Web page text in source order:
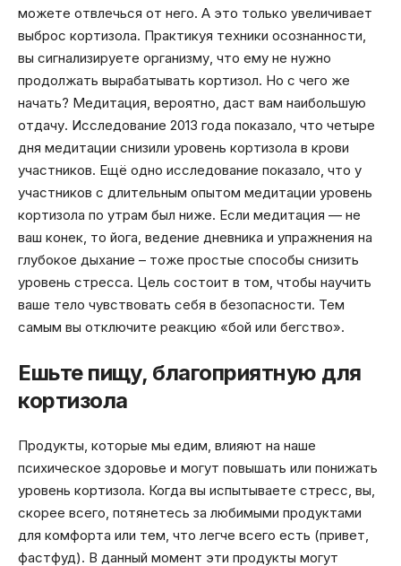
можете отвлечься от него. А это только увеличивает
выброс кортизола. Практикуя техники осознанности,
вы сигнализируете организму, что ему не нужно
продолжать вырабатывать кортизол. Но с чего же
начать? Медитация, вероятно, даст вам наибольшую
отдачу. Исследование 2013 года показало, что четыре
дня медитации снизили уровень кортизола в крови
участников. Ещё одно исследование показало, что у
участников с длительным опытом медитации уровень
кортизола по утрам был ниже. Если медитация — не
ваш конек, то йога, ведение дневника и упражнения на
глубокое дыхание – тоже простые способы снизить
уровень стресса. Цель состоит в том, чтобы научить
ваше тело чувствовать себя в безопасности. Тем
самым вы отключите реакцию «бой или бегство».
Ешьте пищу, благоприятную для
кортизола
Продукты, которые мы едим, влияют на наше
психическое здоровье и могут повышать или понижать
уровень кортизола. Когда вы испытываете стресс, вы,
скорее всего, потянетесь за любимыми продуктами
для комфорта или тем, что легче всего есть (привет,
фастфуд). В данный момент эти продукты могут